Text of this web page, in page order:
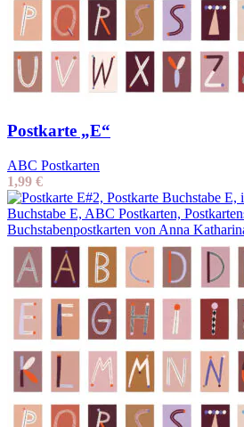
Postkarte „E“
ABC Postkarten
1,99 €